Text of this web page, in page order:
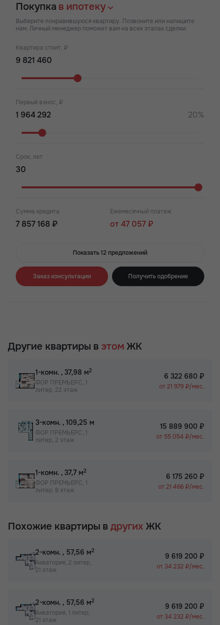
Покупка в ипотеку
Выберите понравившуюся квартиру. Позвоните или напишите
нам. Личный менеджер поможет вам на всех этапах сделки.
Квартира стоит, ₽
Первый взнос, ₽
20%
Срок, лет
Сумма кредита
7 857 168 ₽
Ежемесячный платеж
от 47 057 ₽
Показать 12 предложений
Заказ консультации Получить одобрение
Другие квартиры в этом ЖК
1-комн. , 37,98 м2
ФОР ПРЕМЬЕРС, 1
литер, 22 этаж
6 322 680 ₽
от 21 979 ₽/мес.
3-комн. , 109,25 м
ФОР ПРЕМЬЕРС, 1
литер, 2 этаж
15 889 900 ₽
от 55 054 ₽/мес.
1-комн. , 37,7 м2
ФОР ПРЕМЬЕРС, 1
литер, 8 этаж
6 175 260 ₽
от 21 466 ₽/мес.
Похожие квартиры в других ЖК
2-комн. , 57,56 м2
Акватория, 2 литер,
21 этаж
9 619 200 ₽
от 34 232 ₽/мес.
2-комн. , 57,56 м2
Акватория, 1 литер,
21 этаж
9 619 200 ₽
от 34 232 ₽/мес.